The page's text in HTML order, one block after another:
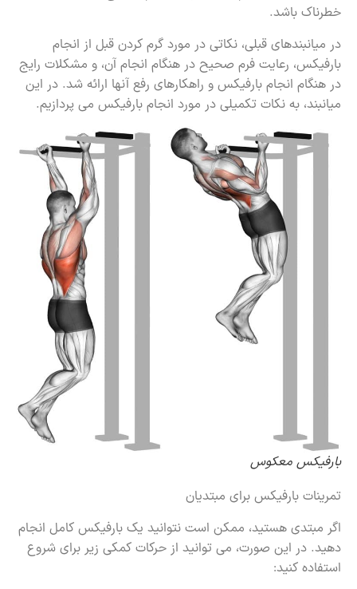
خطرناک باشد.
در میانبندهای قبلی، نکاتی در مورد گرم کردن قبل از انجام
بارفیکس، رعایت فرم صحیح در هنگام انجام آن، و مشکلات رایج
در هنگام انجام بارفیکس و راهکارهای رفع آنها ارائه شد. در این
میانبند، به نکات تکمیلی در مورد انجام بارفیکس می پردازیم.
بارفیکس معکوس
تمرینات بارفیکس برای مبتدیان
اگر مبتدی هستید، ممکن است نتوانید یک بارفیکس کامل انجام
دهید. در این صورت، می توانید از حرکات کمکی زیر برای شروع
استفاده کنید: